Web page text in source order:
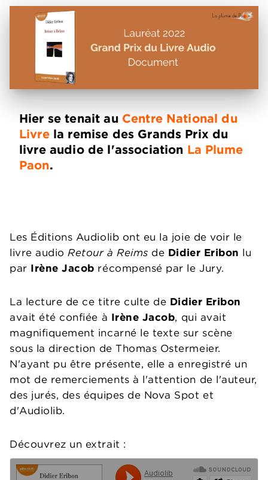
Hier se tenait au Centre National du
Livrela remise des Grands Prix du
livre audio de l'association La Plume
Paon.
Les Éditions Audiolib ont eu la joie de voir le
livre audioRetour à Reims de Didier Eribon lu
par Irène Jacob récompensé par le Jury.
La lecture de ce titre culte de Didier Eribon
avait été confiée à Irène Jacob, qui avait
magnifiquement incarné le texte sur scène
sous la direction de Thomas Ostermeier.
N'ayant pu être présente, elle a enregistré un
mot de remerciements à l'attention de l'auteur,
des jurés, des équipes de Nova Spot et
d'Audiolib.
Découvrez un extrait :